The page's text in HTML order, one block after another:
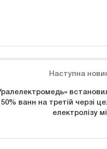
Наступна
50% ванн на третій черзі
електролізу